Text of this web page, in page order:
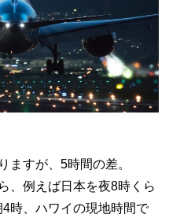
ますが、5時間の差。
、例えば日本を夜8時くら
時、ハワイの現地時間で